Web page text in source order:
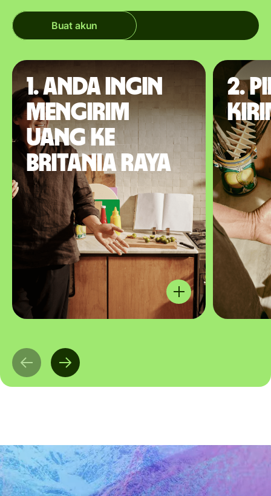
Buat akun
1. Anda ingin
mengirim
uang ke
Britania Raya
2.